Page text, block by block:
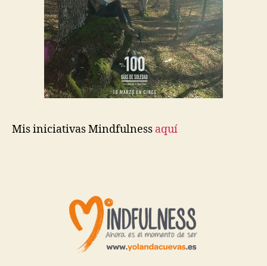
Mis iniciativas Mindfulness aquí